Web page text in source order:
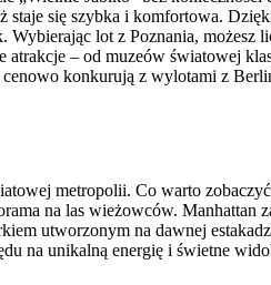
staje się szybka i komfortowa.
lot z Poznania, możesz
– od muzeów światowej
konkurują z wylotami z
metropolii. Co warto
na las wieżowców. Manhattan
utworzonym na dawnej
na unikalną energię i świetne